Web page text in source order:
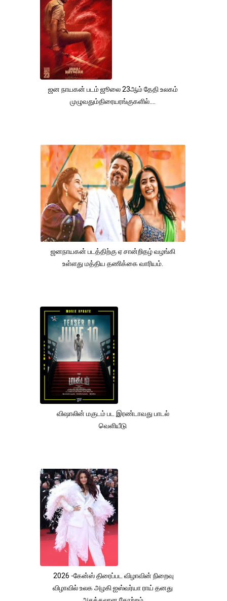
ஜன நாயகன் படம் ஜூலை 23ஆம் தேதி உலகம்
முழுவதும்திரையரங்குகளில்....
ஜனநாயகன் படத்திற்கு ஏ சான்றிதழ் வழங்கி
உள்ளது மத்திய தணிக்கை வாரியம்.
விஷாலின் மகுடம் பட இரண்டாவது பாடல்
வெளியீடு
2026 -கேன்ஸ் திரைப்பட விழாவின் நிறைவு
விழாவில் உலக அழகி ஐஸ்வர்யா ராய் தனது